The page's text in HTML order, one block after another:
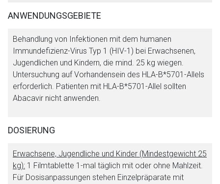
ANWENDUNGSGEBIETE
Behandlung von Infektionen mit dem humanen
Immundefizienz-Virus Typ 1 (HIV-1) bei Erwachsenen,
Jugendlichen und Kindern, die mind. 25 kg wiegen.
Untersuchung auf Vorhandensein des HLA-B*5701-Allels
erforderlich. Patienten mit HLA-B*5701-Allel sollten
Abacavir nicht anwenden.
DOSIERUNG
Erwachsene, Jugendliche und Kinder (Mindestgewicht 25
kg): 1 Filmtablette 1-mal täglich mit oder ohne Mahlzeit.
Für Dosisanpassungen stehen Einzelpräparate mit
Aufruf einer externen Seite
Der von Ihnen aufgerufene Link öffnet eine externe Web-
Seite. Für die Inhalte der externen Web-Seite ist deren